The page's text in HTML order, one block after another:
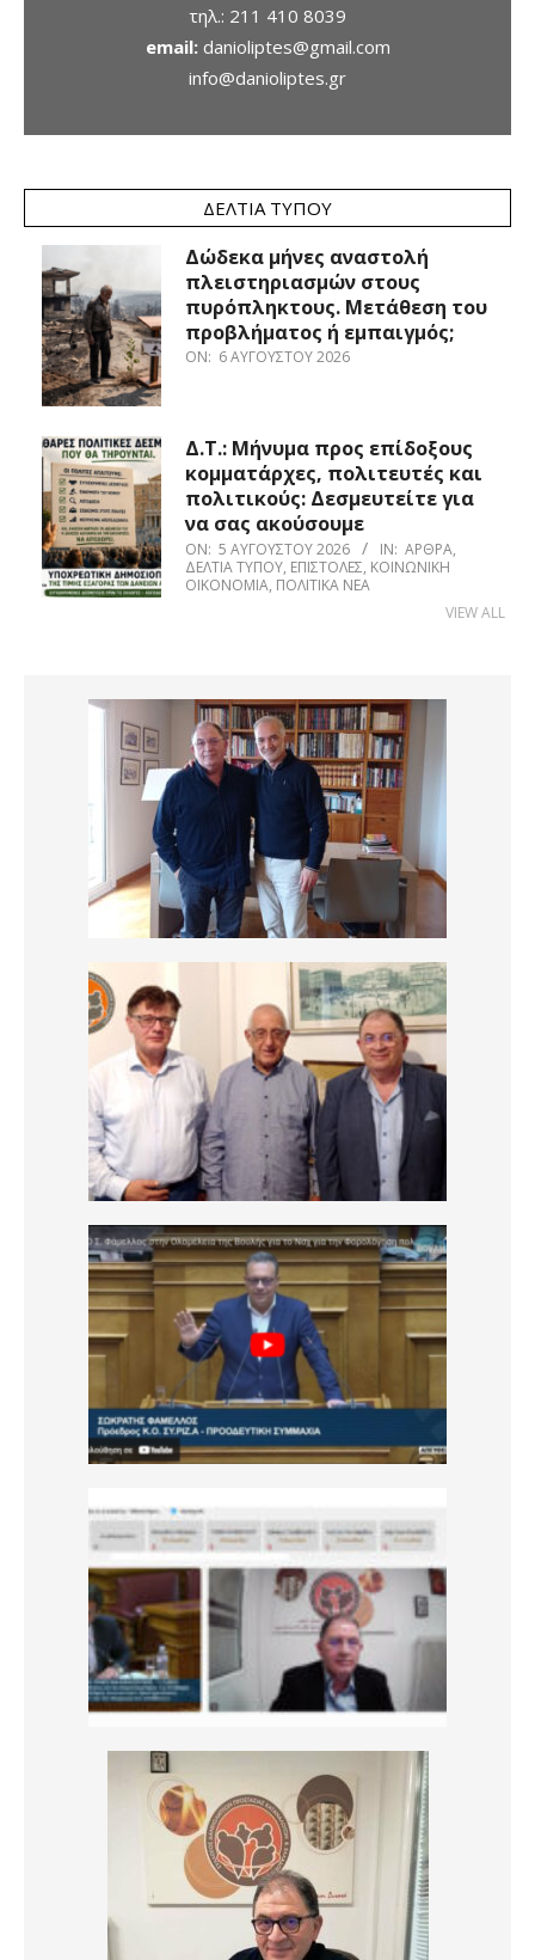
τηλ.: 211 410 8039
email: danioliptes@gmail.com
info@danioliptes.gr
ΔΕΛΤΊΑ ΤΎΠΟΥ
Δώδεκα μήνες αναστολή
πλειστηριασμών στους
πυρόπληκτους. Μετάθεση του
προβλήματος ή εμπαιγμός;
ON: 6 ΑΥΓΟΎΣΤΟΥ 2026
Δ.Τ.: Μήνυμα προς επίδοξους
κομματάρχες, πολιτευτές και
πολιτικούς: Δεσμευτείτε για
να σας ακούσουμε
ON: 5 ΑΥΓΟΎΣΤΟΥ 2026 IN: ΆΡΘΡΑ,
ΔΕΛΤΊΑ ΤΎΠΟΥ, ΕΠΙΣΤΟΛΈΣ, ΚΟΙΝΩΝΙΚΉ
ΟΙΚΟΝΟΜΊΑ, ΠΟΛΙΤΙΚΆ ΝΈΑ
VIEW ALL